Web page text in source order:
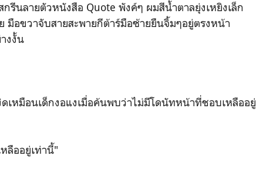
กรีนลายตัวหนังสือ Quote พังค์ๆ ผมสีน้ำตาลยุ่งเหยิงเล็ก
มือขวาจับสายสะพายกีต้าร์มือซ้ายยืนจิ้มๆอยู่ตรงหน้า
งงั้น
มือนเด็กงอแงเมื่อค้นพบว่าไม่มีโดนัทหน้าที่ชอบเหลืออยู่
ลืออยู่เท่านี้"